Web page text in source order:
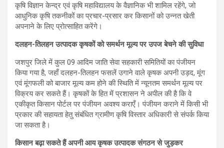
कृषि विज्ञान केन्द्र एवं कृषि महाविद्यालय के वैज्ञानिक भी शामिल रहेंगे, जो
आधुनिक कृषि तकनीकों का प्रचार-प्रसार कर किसानों को उन्नत खेती
अपनाने के लिए प्रोत्साहित करेंगे।
दलहन-तिलहन उत्पादक कृषकों को समर्थन मूल्य पर उपज बेचने की सुविधा
जशपुर जिले में कुल 09 आदिम जाति सेवा सहकारी समितियों का पंजीयन
किया गया है, जहाँ दलहन-तिलहन फसलें उगाने वाले कृषक अपनी उड़द, मूंग
एवं मूंगफली को बाजार मूल्य कम होने की स्थिति में न्यूनतम समर्थन मूल्य पर
विक्रय कर सकते हैं। कृषकों के हित में प्रशासन ने अपील की है कि वे
एकीकृत किसान पोर्टल पर पंजीयन अवश्य कराएँ। पंजीयन कराने में किसी भी
प्रकार की सहायता हेतु संबंधित ग्रामीण कृषि विस्तार अधिकारी से संपर्क किया
जा सकता है।
किसान बढ़ा सकते हैं अपनी आय कृषक उत्पादक संगठन से जुड़कर